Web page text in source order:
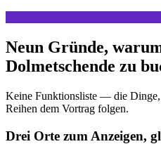
Neun Gründe,
Dolmetschende zu
Keine Funktionsliste — die Dinge,
Reihen dem Vortrag folgen.
Drei Orte zum Anzeigen,